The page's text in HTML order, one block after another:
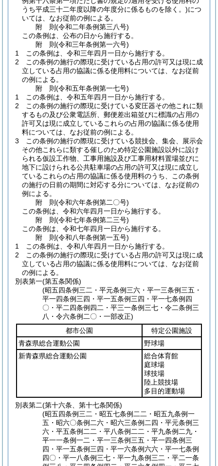
うち平成三十二年度以降の年度分に係るものを除く。)につ
いては、なお従前の例による。
附 則(令和二年条例第三八号)
この条例は、公布の日から施行する。
附 則(令和三年条例第一六号)
1
この条例は、令和三年四月一日から施行する。
2
この条例の施行の際現に受けている占用の許可又は現に成
立している占用の協議に係る使用料については、なお従前
の例による。
附 則(令和五年条例第一七号)
1
この条例は、令和五年四月一日から施行する。
2
この条例の施行の際現に受けている変圧器その他これに類
するもの及び公衆電話所、郵便差出箱並びに標識の占用の
許可又は現に成立しているこれらの占用の協議に係る使用
料については、なお従前の例による。
3
この条例の施行の際現に受けている競技会、集会、展示会
その他これらに類する催しのため特定公園施設以外に設け
られる仮設工作物、工事用施設及び工事用材料置場並びに
地下に設けられる公共駐車場の占用の許可又は現に成立し
ているこれらの占用の協議に係る使用料のうち、この条例
の施行の日前の期間に対応する分については、なお従前の
例による。
附 則(令和六年条例第二〇号)
この条例は、令和六年四月一日から施行する。
附 則(令和七年条例第二三号)
この条例は、令和七年四月一日から施行する。
附 則(令和八年条例第一五号)
1
この条例は、令和八年四月一日から施行する。
2
この条例の施行の際現に受けている占用の許可又は現に成
立している占用の協議に係る使用料については、なお従前
の例による。
別表第一(第五条関係)
(昭五四条例三二・平元条例三六・平一三条例三五・
平一四条例三四・平一五条例三四・平一七条例四
〇・平二四条例四二・平三一条例三七・令二条例三
八・令六条例二〇・一部改正)
都市公園
特定公園施設
青森県総合運動公園
野球場
新青森県総合運動公園
総合体育館
庭球場
球技場
陸上競技場
多目的運動場
別表第二(第十六条、第十七条関係)
(昭五四条例三二・昭五七条例二二・昭五九条例一
五・昭六〇条例二六・昭六三条例二四・平元条例三
六・平五条例二二・平八条例二二・平九条例二九・
平一一条例一二・平一三条例三五・平一四条例三
四・平一五条例三四・平一六条例六六・平一七条例
四〇・平一八条例三七・平一九条例三二・平二一条